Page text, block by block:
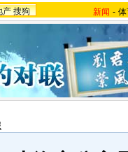
产 搜狗 新闻 -